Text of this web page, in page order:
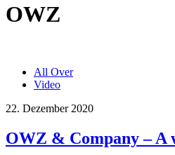
OWZ
All Over
Video
22. Dezember 2020
OWZ & Company – A